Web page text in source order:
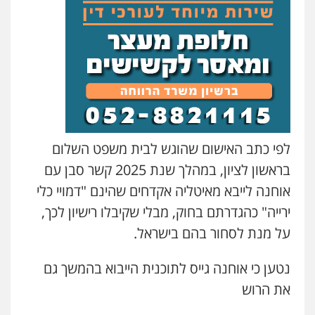
0505216700
אייל בן שושן, עורך דין פלילי
פלילי מעצרים וחקירות פשיעה חמורה
נוער רישום פלילי
0522763105
עו"ד שלומי שרון
פלילי צבאי מעצרים וחקירות
0547342002
עו"ד אלון קריטי
פלילי כלכלי אלימות
לפי כתב האישום שהוגש לבית משפט השלום
בראשון לציון, במהלך שנת 2025 קשר סבן עם
אוחנה לייבא מאיטליה אקדחים שהינם "דמויי כלי
ירייה" כהגדרתם בחוק, מבלי שקיבלו רישיון לכך,
על מנת לסחור בהם בישראל.
נטען כי אוחנה גייס לתוכנית הייבוא בהמשך גם
את הרוש